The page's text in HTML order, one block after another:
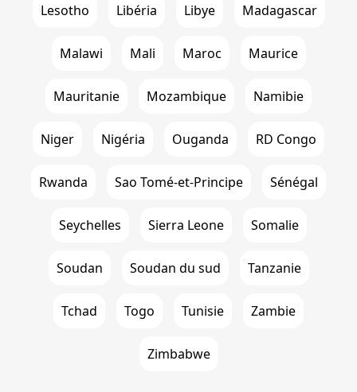
Lesotho Libéria Libye Madagascar
Malawi Mali Maroc Maurice
Mauritanie Mozambique Namibie
Niger Nigéria Ouganda RD Congo
Rwanda Sao Tomé-et-Principe Sénégal
Seychelles Sierra Leone Somalie
Soudan Soudan du sud Tanzanie
Tchad Togo Tunisie Zambie
Zimbabwe